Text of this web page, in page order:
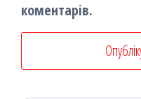
коментарів.